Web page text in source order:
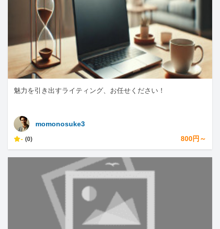
魅力を引き出すライティング、お任せください！
momonosuke3
- (0) 800円～